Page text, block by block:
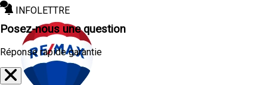
INFOLETTRE
Posez-nous une question
Réponse rapide garantie